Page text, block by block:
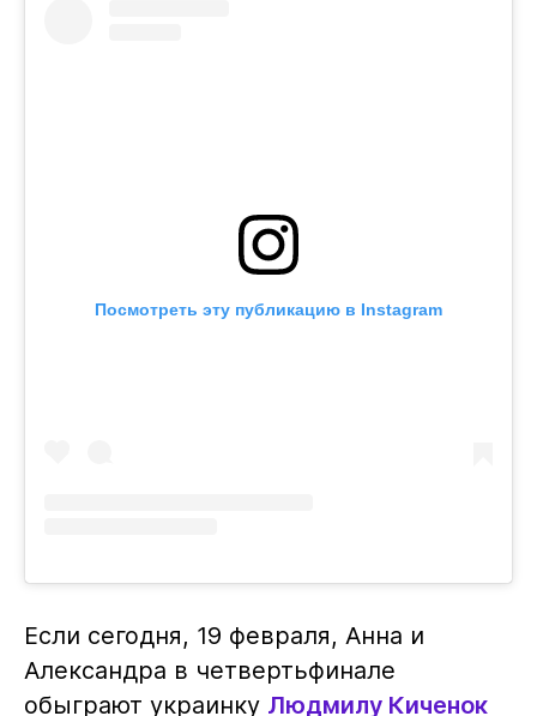
Посмотреть эту публикацию в Instagram
Если сегодня, 19 февраля, Анна и
Александра в четвертьфинале
обыграют украинку Людмилу Киченок